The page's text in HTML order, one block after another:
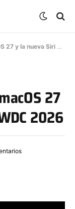
Siri para WWDC 2026
27
2026